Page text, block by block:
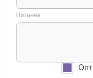
Питання
Опт